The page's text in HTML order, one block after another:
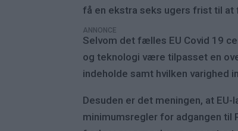
få en ekstra seks ugers frist til at
ANNONCE
Selvom det fælles EU Covid 19
og teknologi være tilpasset en
indeholde samt hvilken varighed
Desuden er det meningen, at
minimumsregler for adgangen til